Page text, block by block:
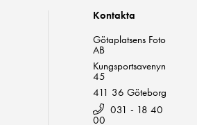
Kontakta
Götaplatsens Foto
AB
Kungsportsavenyn
45
411 36 Göteborg
031 - 18 40
00